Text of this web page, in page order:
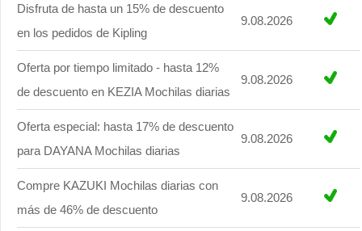
Disfruta de hasta un 15% de descuento
en los pedidos de Kipling
9.08.2026
Oferta por tiempo limitado - hasta 12%
de descuento en KEZIA Mochilas diarias
9.08.2026
Oferta especial: hasta 17% de descuento
para DAYANA Mochilas diarias
9.08.2026
Compre KAZUKI Mochilas diarias con
más de 46% de descuento
9.08.2026